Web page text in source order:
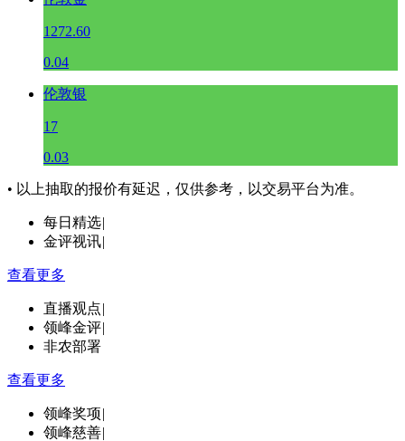
1272.60
0.04
伦敦银
17
0.03
• 以上抽取的报价有延迟，仅供参考，以交易平台为准。
每日精选|
金评视讯|
查看更多
直播观点|
领峰金评|
非农部署
查看更多
领峰奖项|
领峰慈善|